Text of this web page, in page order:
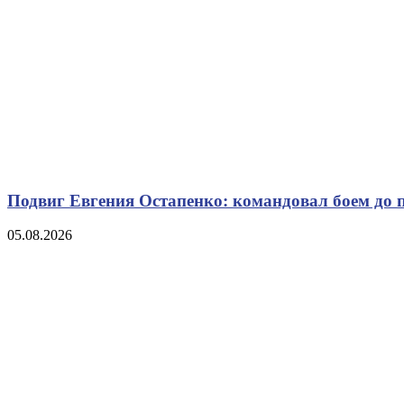
Подвиг Евгения Остапенко: командовал боем до
05.08.2026